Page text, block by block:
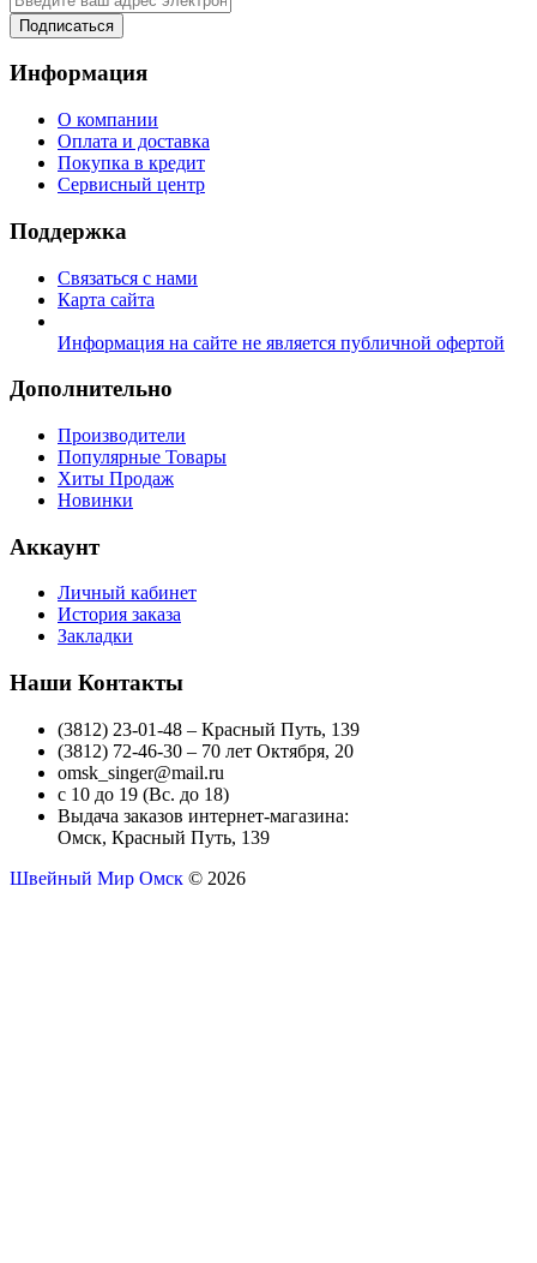
Подписаться
Информация
О компании
Оплата и доставка
Покупка в кредит
Сервисный центр
Поддержка
Связаться с нами
Карта сайта
Информация на сайте не является публичной офертой
Дополнительно
Производители
Популярные Товары
Хиты Продаж
Новинки
Аккаунт
Личный кабинет
История заказа
Закладки
Наши Контакты
(3812) 23-01-48 – Красный Путь, 139
(3812) 72-46-30 – 70 лет Октября, 20
omsk_singer@mail.ru
с 10 до 19 (Вс. до 18)
Выдача заказов интернет-магазина:
Омск, Красный Путь, 139
Швейный Мир Омск © 2026